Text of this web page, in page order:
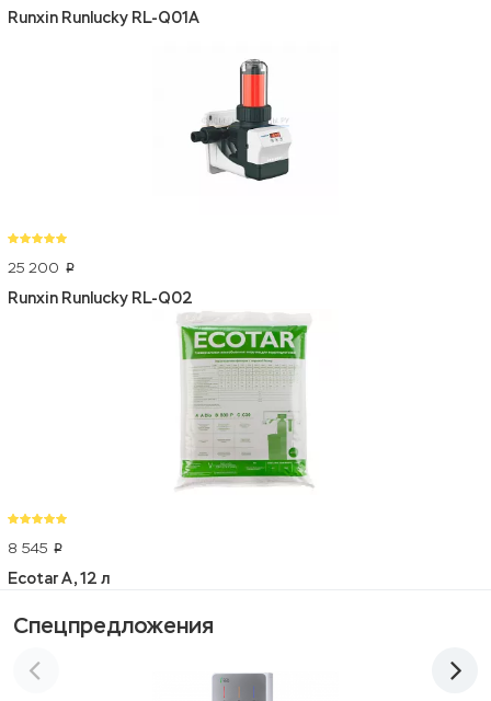
Runxin Runlucky RL-Q01A
25 200 p
Runxin Runlucky RL-Q02
8 545 p
Ecotar A, 12 л
Спецпредложения